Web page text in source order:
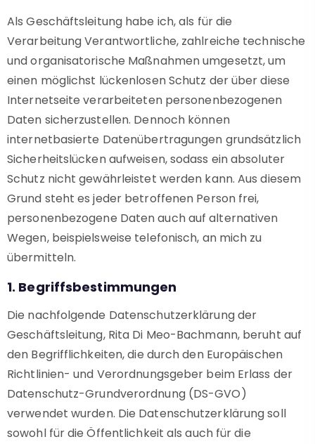
Als Geschäftsleitung habe ich, als für die
Verarbeitung Verantwortliche, zahlreiche technische
und organisatorische Maßnahmen umgesetzt, um
einen möglichst lückenlosen Schutz der über diese
Internetseite verarbeiteten personenbezogenen
Daten sicherzustellen. Dennoch können
internetbasierte Datenübertragungen grundsätzlich
Sicherheitslücken aufweisen, sodass ein absoluter
Schutz nicht gewährleistet werden kann. Aus diesem
Grund steht es jeder betroffenen Person frei,
personenbezogene Daten auch auf alternativen
Wegen, beispielsweise telefonisch, an mich zu
übermitteln.
1. Begriffsbestimmungen
Die nachfolgende Datenschutzerklärung der
Geschäftsleitung, Rita Di Meo-Bachmann, beruht auf
den Begrifflichkeiten, die durch den Europäischen
Richtlinien- und Verordnungsgeber beim Erlass der
Datenschutz-Grundverordnung (DS-GVO)
verwendet wurden. Die Datenschutzerklärung soll
sowohl für die Öffentlichkeit als auch für die